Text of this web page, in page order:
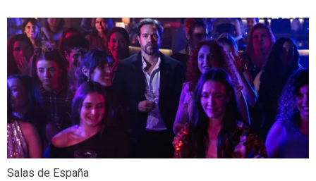
Salas de España